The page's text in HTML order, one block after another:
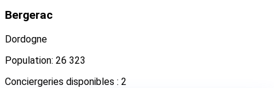
Bergerac
Dordogne
Population: 26 323
Conciergeries disponibles : 2